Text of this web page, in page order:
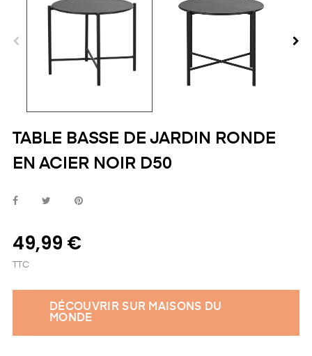
TABLE BASSE DE JARDIN RONDE
EN ACIER NOIR D50
49,99 €
TTC
DÉCOUVRIR SUR MAISONS DU
MONDE